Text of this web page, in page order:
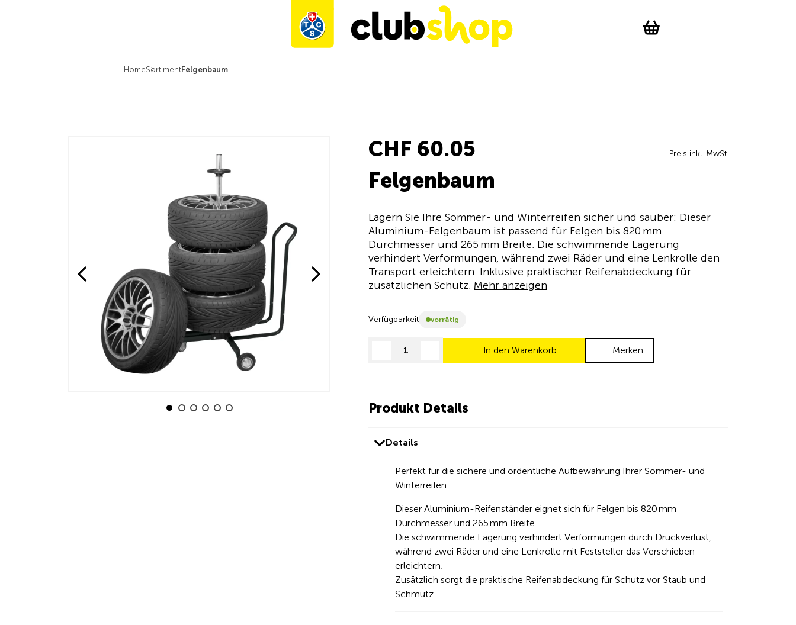
WishList
HomeSortimentFelgenbaum
CHF 60.05 Preis inkl. MwSt.
Felgenbaum
Lagern Sie Ihre Sommer- und Winterreifen sicher und sauber: Dieser
Aluminium-Felgenbaum ist passend für Felgen bis 820 mm
Durchmesser und 265 mm Breite. Die schwimmende Lagerung
verhindert Verformungen, während zwei Räder und eine Lenkrolle den
Transport erleichtern. Inklusive praktischer Reifenabdeckung für
zusätzlichen Schutz. Mehr anzeigen
Verfügbarkeit vorrätig
decrease quantityincrease quantity
In den Warenkorb Merken
Produkt Details
Details
Perfekt für die sichere und ordentliche Aufbewahrung Ihrer Sommer- und
Winterreifen:
Dieser Aluminium-Reifenständer eignet sich für Felgen bis 820 mm
Durchmesser und 265 mm Breite.
Die schwimmende Lagerung verhindert Verformungen durch Druckverlust,
während zwei Räder und eine Lenkrolle mit Feststeller das Verschieben
erleichtern.
Zusätzlich sorgt die praktische Reifenabdeckung für Schutz vor Staub und
Schmutz.